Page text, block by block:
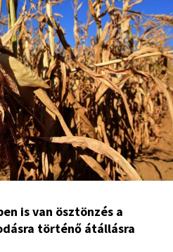
is van ösztönzés a
történő átállásra